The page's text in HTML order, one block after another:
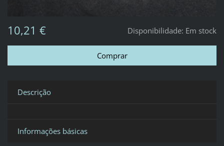
Disponibilidade: Em stock
10,21 €
Descrição
Informações básicas